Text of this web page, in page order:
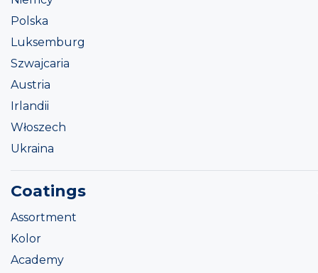
Polska
Luksemburg
Szwajcaria
Austria
Irlandii
Włoszech
Ukraina
Coatings
Assortment
Kolor
Academy